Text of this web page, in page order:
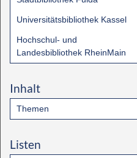
Universitätsbibliothek Kassel
Hochschul- und
Landesbibliothek RheinMain
Inhalt
Themen
Listen